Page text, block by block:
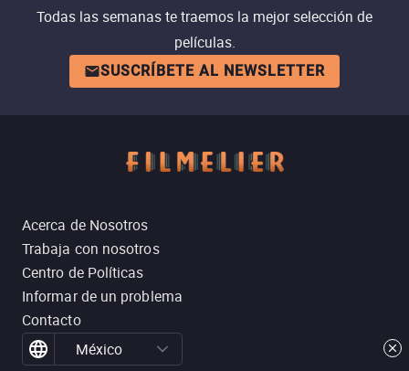
Todas las semanas te traemos la mejor selección de
películas.
SUSCRÍBETE AL NEWSLETTER
Acerca de Nosotros
Trabaja con nosotros
Centro de Políticas
Informar de un problema
Contacto
México